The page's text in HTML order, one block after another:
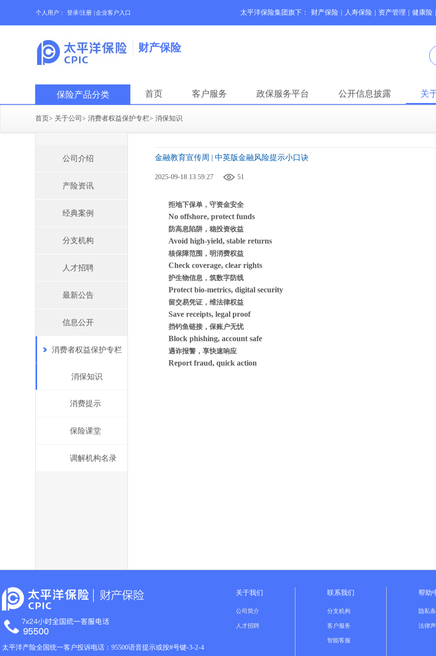
个人用户： 登录/注册 企业客户入口 太平洋保险集团旗下： 财产保险 人寿保险 资产管理 健康险
财产保险
保险产品分类 首页 客户服务 政保服务平台 公开信息披露 关
首页> 关于公司 > 消费者权益保护专栏> 消保知识
公司介绍
产险资讯
经典案例
分支机构
人才招聘
最新公告
信息公开
消费者权益保护专栏
消保知识
消费提示
保险课堂
调解机构名录
金融教育宣传周 | 中英版金融风险提示小口诀
2025-09-18 13:59:27 51
拒地下保单，守资金安全
No offshore, protect funds
防高息陷阱，稳投资收益
Avoid high-yield, stable returns
核保障范围，明消费权益
Check coverage, clear rights
护生物信息，筑数字防线
Protect bio-metrics, digital security
留交易凭证，维法律权益
Save receipts, legal proof
挡钓鱼链接，保账户无忧
Block phishing, account safe
遇诈报警，享快速响应
Report fraud, quick action
太平洋产险全国统一客户投诉电话：95500语音提示或按#号键-3-2-4
关于我们
公司简介
人才招聘
联系我们
分支机构
客户服务
智能客服
帮助
隐私
法律